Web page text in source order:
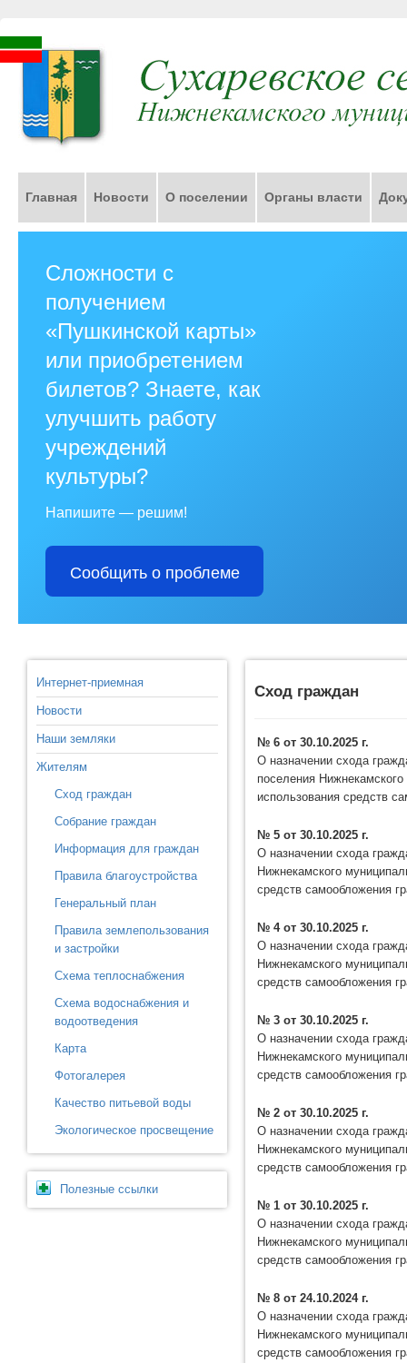
Главная Новости О поселении Органы власти
Сложности с
получением
«Пушкинской карты»
или приобретением
билетов? Знаете, как
улучшить работу
учреждений
культуры?
Напишите — решим!
Сообщить о проблеме
Интернет-приемная
Новости
Наши земляки
Жителям
Сход граждан
Собрание граждан
Информация для граждан
Правила благоустройства
Генеральный план
Правила землепользования
и застройки
Схема теплоснабжения
Схема водоснабжения и
водоотведения
Карта
Фотогалерея
Качество питьевой воды
Экологическое просвещение
Полезные ссылки
Сход граждан
№ 6 от 30.10.2025 г.
О назначении схода
поселения
использования средств
№ 5 от 30.10.2025 г.
О назначении схода
Нижнекамского
средств самообложения
№ 4 от 30.10.2025 г.
О назначении схода
Нижнекамского
средств самообложения
№ 3 от 30.10.2025 г.
О назначении схода
Нижнекамского
средств самообложения
№ 2 от 30.10.2025 г.
О назначении схода
Нижнекамского
средств самообложения
№ 1 от 30.10.2025 г.
О назначении схода
Нижнекамского
средств самообложения
№ 8 от 24.10.2024 г.
О назначении схода
Нижнекамского
средств самообложения